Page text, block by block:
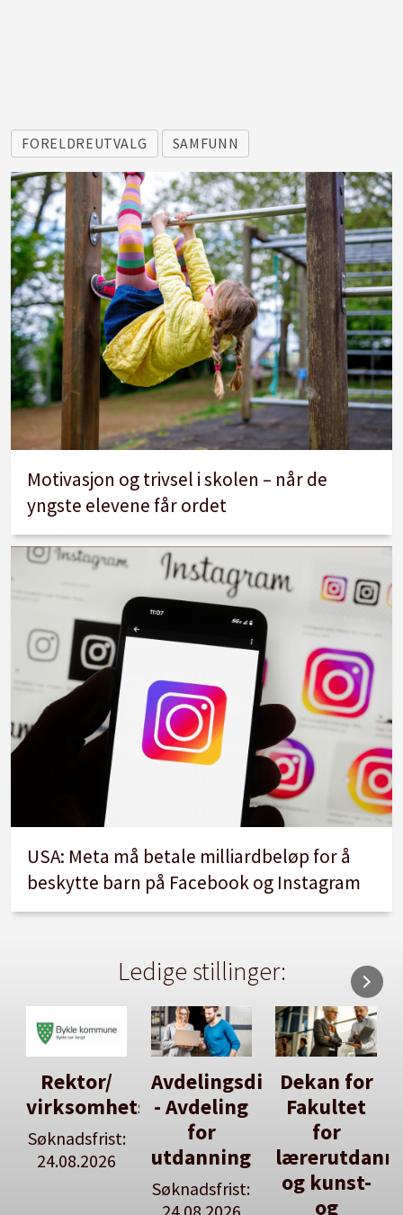
FORELDREUTVALG SAMFUNN
Motivasjon og trivsel i skolen – når de
yngste elevene får ordet
USA: Meta må betale milliardbeløp for å
beskytte barn på Facebook og Instagram
Ledige stillinger:
Avdelingsdirektør
- Avdeling
for
utdanning
Dekan for
Fakultet
for
lærerutdanning
og kunst-
og
Her kan
du utlyse
en ledig
stilling
Se våre